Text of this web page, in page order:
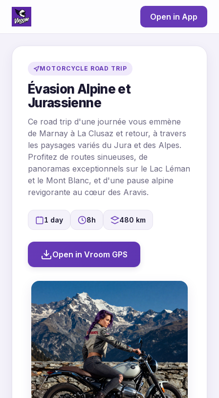
Open in App
MOTORCYCLE ROAD TRIP
Évasion Alpine et
Jurassienne
Ce road trip d'une journée vous emmène
de Marnay à La Clusaz et retour, à travers
les paysages variés du Jura et des Alpes.
Profitez de routes sinueuses, de
panoramas exceptionnels sur le Lac Léman
et le Mont Blanc, et d'une pause alpine
revigorante au cœur des Aravis.
1 day 8h 480 km
Open in Vroom GPS